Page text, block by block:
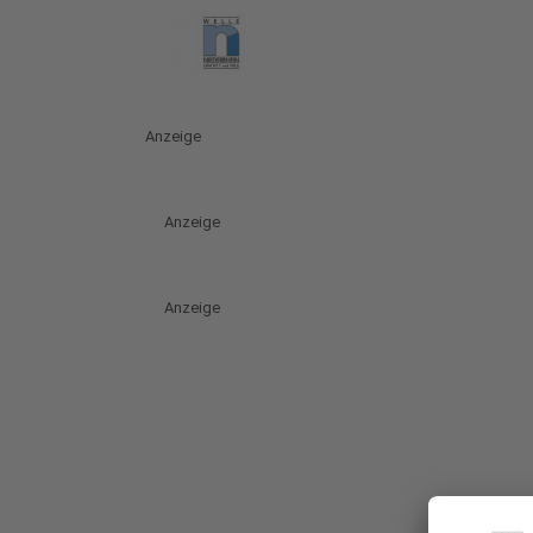
Anzeige
Anzeige
Anzeige